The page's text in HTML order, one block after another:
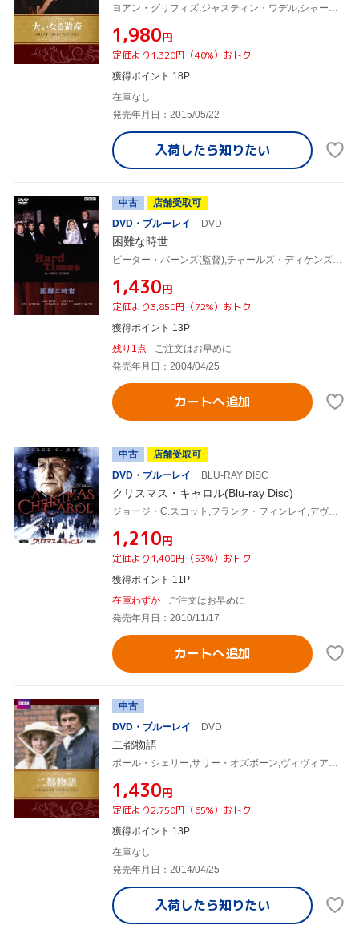
¥1,980円
定価より1,320円（40%）おトク
獲得ポイント 18P
在庫なし
発売年月日：2015/05/22
入荷したら知りたい
中古
店舗受取可
DVD・ブルーレイ
DVD
困難な時世
ピーター・バーンズ(監督),チャールズ・ディケンズ(原作),アラン・ベイツ,ボブ・ペック,ビル・パターソン
¥1,430円
定価より3,850円（72%）おトク
獲得ポイント 13P
残り1点
ご注文はお早めに
発売年月日：2004/04/25
カートへ追加
中古
店舗受取可
DVD・ブルーレイ
BLU-RAY DISC
クリスマス・キャロル(Blu-ray Disc)
ジョージ・C.スコット,フランク・フィンレイ,デヴィッド・ワーナー,チャールズ・ディケンズ(原作),ニック・ビカット(音楽)
¥1,210円
定価より1,409円（53%）おトク
獲得ポイント 11P
在庫わずか
ご注文はお早めに
発売年月日：2010/11/17
カートへ追加
中古
DVD・ブルーレイ
DVD
二都物語
¥1,430円
定価より2,750円（65%）おトク
獲得ポイント 13P
在庫なし
発売年月日：2014/04/25
入荷したら知りたい